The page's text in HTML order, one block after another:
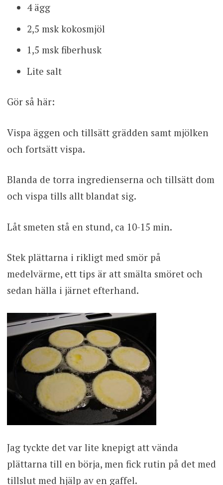
4 ägg
2,5 msk kokosmjöl
1,5 msk fiberhusk
Lite salt
Gör så här:
Vispa äggen och tillsätt grädden samt mjölken
och fortsätt vispa.
Blanda de torra ingredienserna och tillsätt dom
och vispa tills allt blandat sig.
Låt smeten stå en stund, ca 10-15 min.
Stek plättarna i rikligt med smör på
medelvärme, ett tips är att smälta smöret och
sedan hälla i järnet efterhand.
Jag tyckte det var lite knepigt att vända
plättarna till en börja, men fick rutin på det med
tillslut med hjälp av en gaffel.